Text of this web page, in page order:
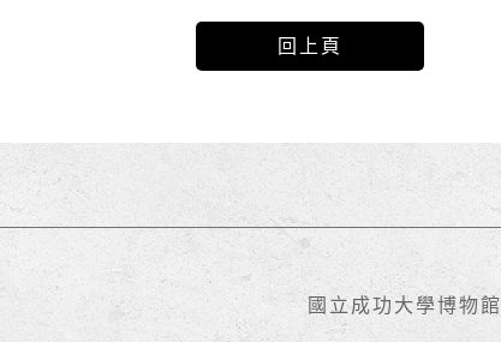
回上頁
國立成功大學博物館